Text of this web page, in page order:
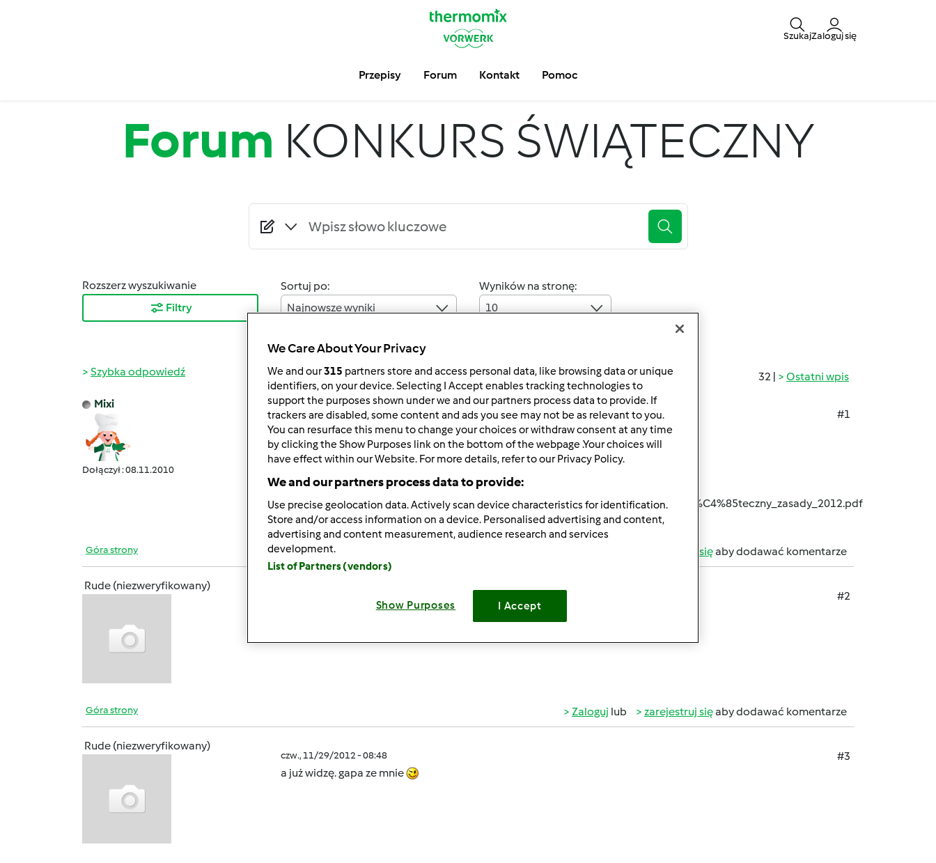
SzukajZaloguj się
Przepisy Forum Kontakt Pomoc
Forum KONKURS ŚWIĄTECZNY
Rozszerz wyszukiwanie
Filtry
Sortuj po:
Najnowsze wyniki
Wyników na stronę:
10
32 | Ostatni wpis
Szybka odpowiedź
Mixi
Dołączył : 08.11.2010
czw., 11/29/2012 - 08:36
#1
Z okazji naszych urodzin i zbliżających się Świąt zapraszamy do konkursu!
Szczegóły pod naszym linkiem:
http://thermomix.vorwerk.com/fileadmin/data/pl/pdf/02_main-
navogation/02_Recipes_and_promotion/02_News_and_promotions/%C5%9Awi%C4%85teczny_zasady_2012.pdf
Góra strony zarejestruj sięaby dodawać komentarze
Rude (niezweryfikowany)
#2
Mixi, a ten drugi konkurs dotyczący hasła "czym jest dla mnie TM" ?
Góra strony Zaloguj lub zarejestruj sięaby dodawać komentarze
Rude (niezweryfikowany)
czw., 11/29/2012 - 08:48
#3
a już widzę. gapa ze mnie
We Care About Your Privacy
We and our315 partners store and access personal data, like browsing data or unique
identifiers, on your device. Selecting I Accept enables tracking technologies to
support the purposes shown under we and our partners process data to provide. If
trackers are disabled, some content and ads you see may not be as relevant to you.
You can resurface this menu to change your choices or withdraw consent at any time
by clicking the Show Purposes link on the bottom of the webpage .Your choices will
have effect within our Website. For more details, refer to our Privacy Policy.
We and our partners process data to provide:
Use precise geolocation data. Actively scan device characteristics for identification.
Store and/or access information on a device. Personalised advertising and content,
advertising and content measurement, audience research and services
development.
List of Partners (vendors)
Show Purposes I Accept